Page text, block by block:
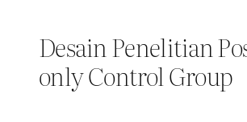
Desain Penelitian
only Control Group